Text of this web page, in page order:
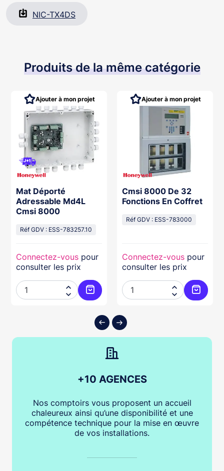
NIC-TX4DS
Produits de la même catégorie
au panier
Mat Déporté
Adressable Md4L
Cmsi 8000
Réf GDV : ESS-783257.10
Connectez-vous pour
consulter les prix


Ajouter au panier
Ajouter à mon projet
Cmsi 8000 De 32
Fonctions En Coffret
Réf GDV : ESS-783000
Connectez-vous pour
consulter les prix


Ajouter à mon projet
+10 AGENCES
Nos comptoirs vous proposent un accueil
chaleureux ainsi qu’une disponibilité et une
compétence technique pour la mise en œuvre
de vos installations.